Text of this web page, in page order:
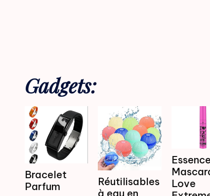
Gadgets:
Bracelet
Parfum
Réutilisables
à eau en
Love